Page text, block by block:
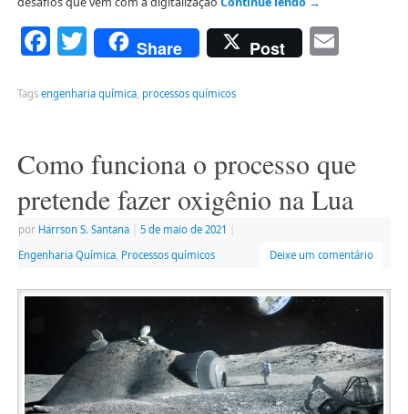
Facebook
Twitter
Share Post
Tags engenharia química, processos químicos
Como funciona o processo que
pretende fazer oxigênio na Lua
por Harrson S. Santana 5 de maio de 2021
Engenharia Química, Processos químicos Deixe um comentário